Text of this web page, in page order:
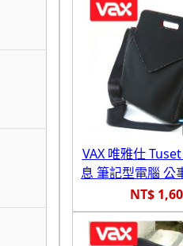
VAX 唯雅仕
息 筆記型電腦 公
NT$